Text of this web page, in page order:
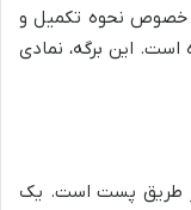
خصوص نحوه تکمیل و
این برگه، نمادی
از طریق پست است. یک